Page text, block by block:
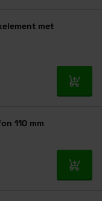
met
In
110 mm
In